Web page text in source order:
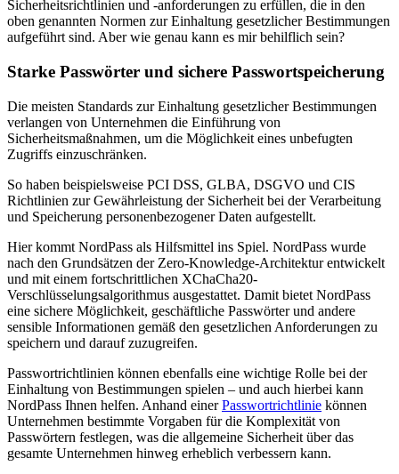
Sicherheitsrichtlinien und -anforderungen zu erfüllen, die in den
oben genannten Normen zur Einhaltung gesetzlicher Bestimmungen
aufgeführt sind. Aber wie genau kann es mir behilflich sein?
Starke Passwörter und sichere Passwortspeicherung
Die meisten Standards zur Einhaltung gesetzlicher Bestimmungen
verlangen von Unternehmen die Einführung von
Sicherheitsmaßnahmen, um die Möglichkeit eines unbefugten
Zugriffs einzuschränken.
So haben beispielsweise PCI DSS, GLBA, DSGVO und CIS
Richtlinien zur Gewährleistung der Sicherheit bei der Verarbeitung
und Speicherung personenbezogener Daten aufgestellt.
Hier kommt NordPass als Hilfsmittel ins Spiel. NordPass wurde
nach den Grundsätzen der Zero-Knowledge-Architektur entwickelt
und mit einem fortschrittlichen XChaCha20-
Verschlüsselungsalgorithmus ausgestattet. Damit bietet NordPass
eine sichere Möglichkeit, geschäftliche Passwörter und andere
sensible Informationen gemäß den gesetzlichen Anforderungen zu
speichern und darauf zuzugreifen.
Passwortrichtlinien können ebenfalls eine wichtige Rolle bei der
Einhaltung von Bestimmungen spielen – und auch hierbei kann
NordPass Ihnen helfen. Anhand einerPasswortrichtlinie können
Unternehmen bestimmte Vorgaben für die Komplexität von
Passwörtern festlegen, was die allgemeine Sicherheit über das
gesamte Unternehmen hinweg erheblich verbessern kann.